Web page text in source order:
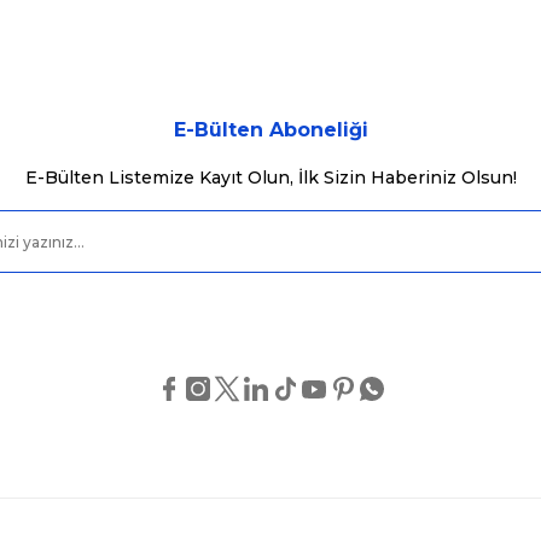
E-Bülten Aboneliği
E-Bülten Listemize Kayıt Olun, İlk Sizin Haberiniz Olsun!